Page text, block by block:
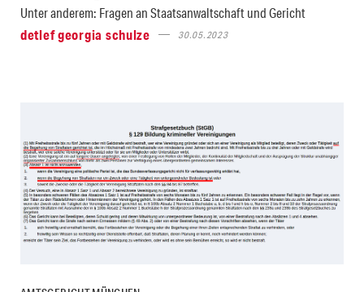
Unter anderem: Fragen an Staatsanwaltschaft und Gericht
detlef georgia schulze
30.05.2023